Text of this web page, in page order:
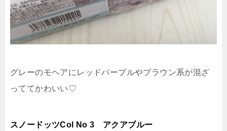
グレーのモヘアにレッドパープルやブラウン系が混ざ
っててかわいい♡
スノードッツCol No 3 アクアブルー